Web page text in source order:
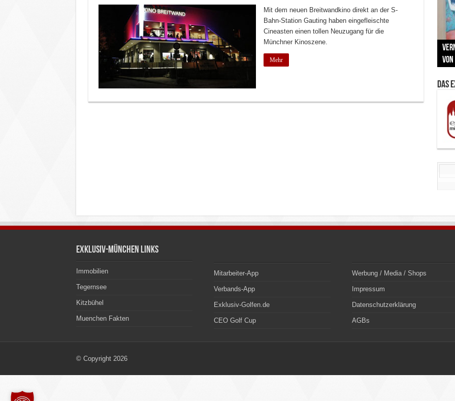
Mit dem neuen Breitwandkino direkt an der S-
Bahn-Station Gauting haben eingefleischte
Cineasten einen tollen Neuzugang für die
Münchner Kinoszene.
Mehr
Zu
Das
Exklusiv-München Links
Immobilien
Tegernsee
Kitzbühel
Muenchen Fakten
Mitarbeiter-App
Verbands-App
Exklusiv-Golfen.de
CEO Golf Cup
Werbung / Media / Shops
Impressum
Datenschutzerklärung
AGBs
© Copyright 2026